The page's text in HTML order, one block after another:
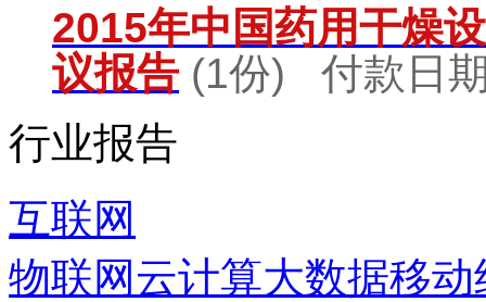
2015年中国药用干燥
议报告 (1份) 付款日
行业报告
互联网
物联网 云计算大数据移动